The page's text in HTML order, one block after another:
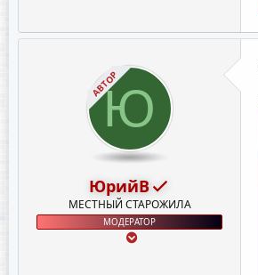
АВТОР
Ю
ЮрийВ
МЕСТНЫЙ СТАРОЖИЛА
МОДЕРАТОР